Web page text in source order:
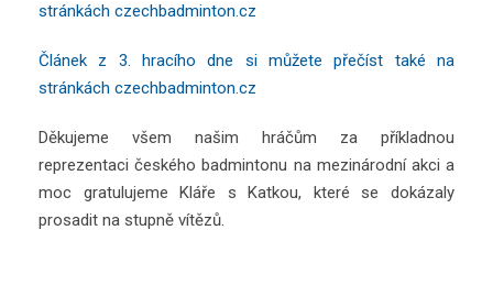
stránkách czechbadminton.cz
Článek z 3. hracího dne si můžete přečíst také na
stránkách czechbadminton.cz
Děkujeme všem našim hráčům za příkladnou
reprezentaci českého badmintonu na mezinárodní akci a
moc gratulujeme Kláře s Katkou, které se dokázaly
prosadit na stupně vítězů.